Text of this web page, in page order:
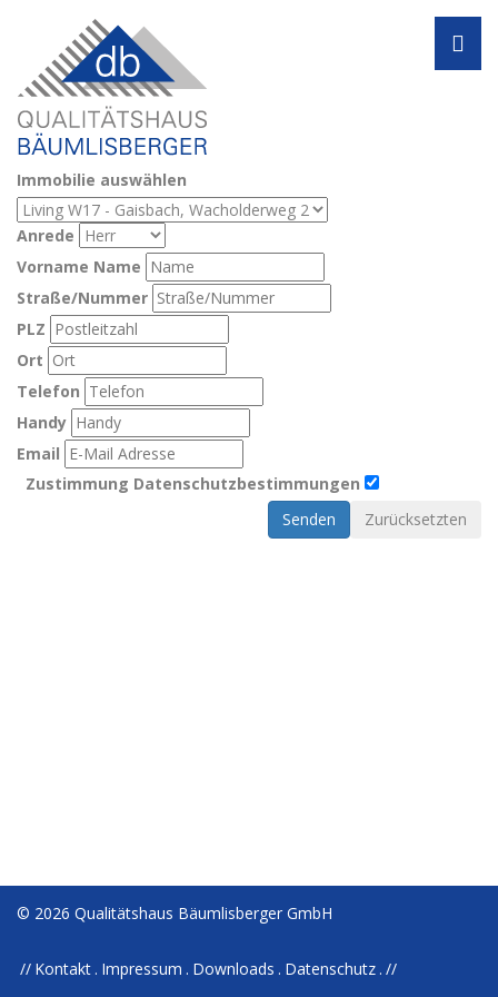
Exposé anfordern
Immobilie auswählen
Anrede
Vorname Name
Straße/Nummer
PLZ
Ort
Telefon
Handy
Email
Zustimmung Datenschutzbestimmungen
Zurücksetzten
Senden
© 2026 Qualitätshaus Bäumlisberger GmbH
Kontakt Impressum Downloads Datenschutz //